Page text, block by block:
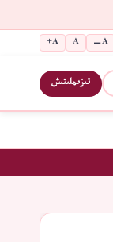
A−
A
A+
تىزىملىتىش